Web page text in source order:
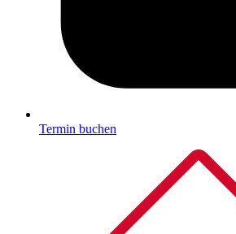
Termin buchen